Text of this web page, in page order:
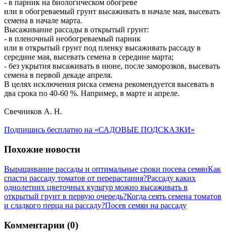
- в парник на биологическом обогреве
или в обогреваемый грунт высаживать в начале мая, высевать
семена в начале марта.
Высаживание рассады в открытый грунт:
- в пленочный необогреваемый парник
или в открытый грунт под пленку высаживать рассаду в
середине мая, высевать семена в середине марта;
- без укрытия высаживать в июне, после заморозков, высевать
семена в первой декаде апреля.
В целях исключения риска семена рекомендуется высевать в
два срока по 40-60 %. Например, в марте и апреле.
Свечников А. Н.
Подпишись бесплатно на «САДОВЫЕ ПОДСКАЗКИ»
Похожие новости
Выращивание рассады и оптимальные сроки посева семянКак
спасти рассаду томатов от перерастания?Рассаду каких
однолетних цветочных культур можно высаживать в
открытый грунт в первую очередь?Когда сеять семена томатов
и сладкого перца на рассаду?Посев семян на рассаду
Комментарии (0)